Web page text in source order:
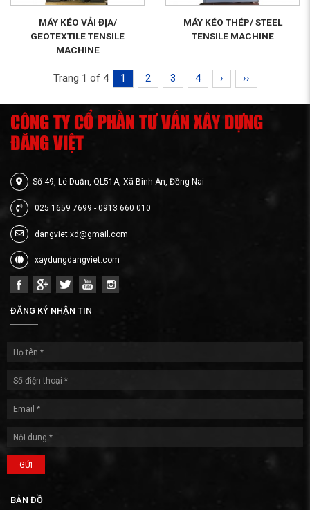
MÁY KÉO VẢI ĐỊA/
GEOTEXTILE TENSILE
MACHINE
MÁY KÉO THÉP/ STEEL
TENSILE MACHINE
Trang 1 of 4 1 2 3 4 › ››
CÔNG TY CỔ PHẦN TƯ VẤN XÂY DỰNG
ĐĂNG VIỆT
Số 49, Lê Duẫn, QL51A, Xã Bình An, Đồng Nai
025 1659 7699 - 0913 660 010
dangviet.xd@gmail.com
xaydungdangviet.com
ĐĂNG KÝ NHẬN TIN
GỬI
BẢN ĐỒ